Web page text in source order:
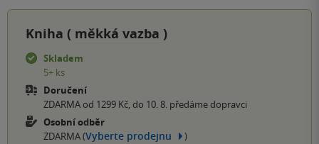
Kniha ( měkká vazba )
Skladem
5+ ks
Doručení
ZDARMA od 1299 Kč, do 10. 8. předáme dopravci
Osobní odběr
ZDARMA (Vyberte prodejnu )